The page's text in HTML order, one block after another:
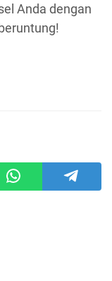
Anda dengan